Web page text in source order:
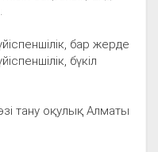
бар жерде
бүкіл
тану оқулық Алматы